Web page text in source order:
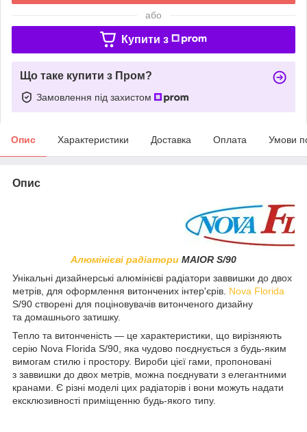
або
Купити з
Що таке купити з Пром?
Замовлення під захистом
Опис Характеристики Доставка Оплата Умови
Опис
Алюмінієві радіатори MAIOR S/90
Унікальні дизайнерські алюмінієві радіатори заввишки до двох
метрів, для оформлення витончених інтер'єрів. Nova Florida
S/90 створені для поціновувачів витонченого дизайну
та домашнього затишку.
Тепло та витонченість — це характеристики, що вирізняють
серію Nova Florida S/90, яка чудово поєднується з будь-яким
вимогам стилю і простору. Вироби цієї гами, пропоновані
з заввишки до двох метрів, можна поєднувати з елегантними
кранами. Є різні моделі цих радіаторів і вони можуть надати
ексклюзивності приміщенню будь-якого типу.